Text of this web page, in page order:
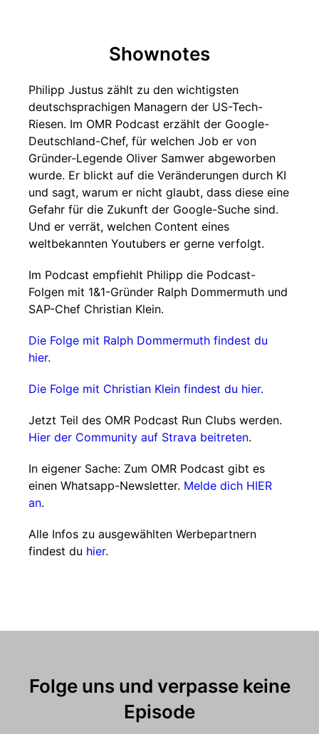
Shownotes
Philipp Justus zählt zu den wichtigsten
deutschsprachigen Managern der US-Tech-
Riesen. Im OMR Podcast erzählt der Google-
Deutschland-Chef, für welchen Job er von
Gründer-Legende Oliver Samwer abgeworben
wurde. Er blickt auf die Veränderungen durch KI
und sagt, warum er nicht glaubt, dass diese eine
Gefahr für die Zukunft der Google-Suche sind.
Und er verrät, welchen Content eines
weltbekannten Youtubers er gerne verfolgt.
Im Podcast empfiehlt Philipp die Podcast-
Folgen mit 1&1-Gründer Ralph Dommermuth und
SAP-Chef Christian Klein.
Die Folge mit Ralph Dommermuth findest du
hier.
Die Folge mit Christian Klein findest du hier.
Jetzt Teil des OMR Podcast Run Clubs werden.
Hier der Community auf Strava beitreten.
In eigener Sache: Zum OMR Podcast gibt es
einen Whatsapp-Newsletter. Melde dich HIER
an.
Alle Infos zu ausgewählten Werbepartnern
findest du hier.
Folge uns und verpasse keine
Episode